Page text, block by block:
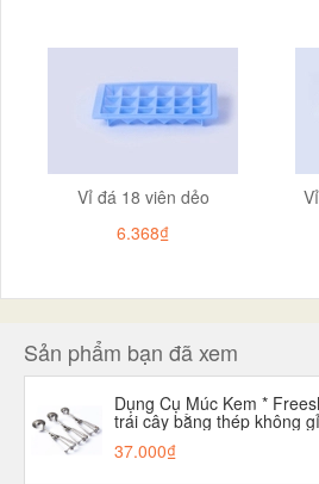
Vỉ đá 18 viên dẻo
6.368₫
Sản phẩm bạn đã xem
Dụng Cụ Múc Kem *
trái cây bằng thép không
37.000₫